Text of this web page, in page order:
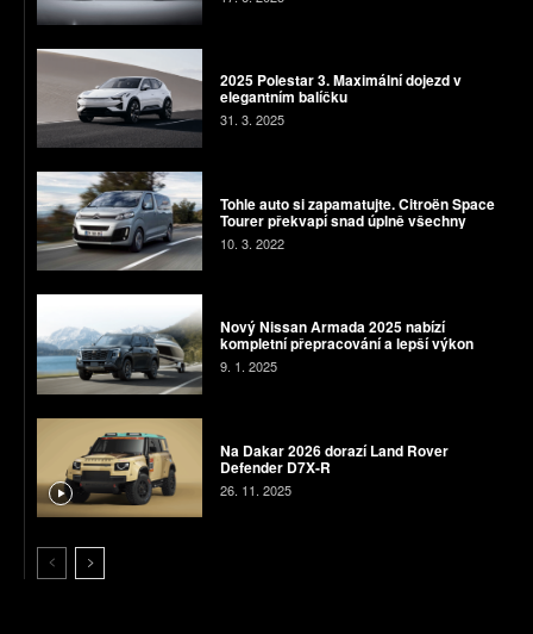
2025 Polestar 3. Maximální dojezd v
elegantním balíčku
31. 3. 2025
Tohle auto si zapamatujte. Citroën Space
Tourer překvapí snad úplně všechny
10. 3. 2022
Nový Nissan Armada 2025 nabízí
kompletní přepracování a lepší výkon
9. 1. 2025
Na Dakar 2026 dorazí Land Rover
Defender D7X-R
26. 11. 2025